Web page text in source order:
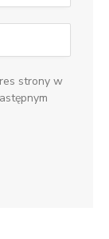
strony w